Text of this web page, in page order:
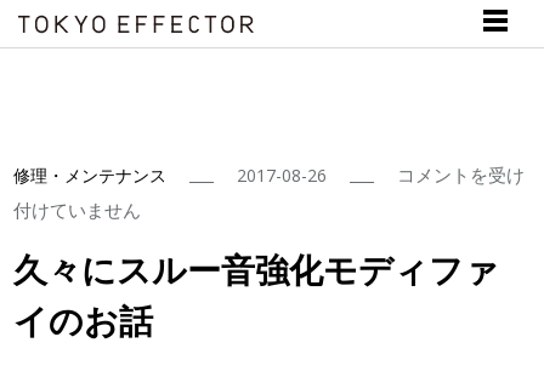
修理・メンテナンス 2017-08-26
久々
ル
コメントを受け
付けていません
久々にスルー音強化モディファ
イのお話